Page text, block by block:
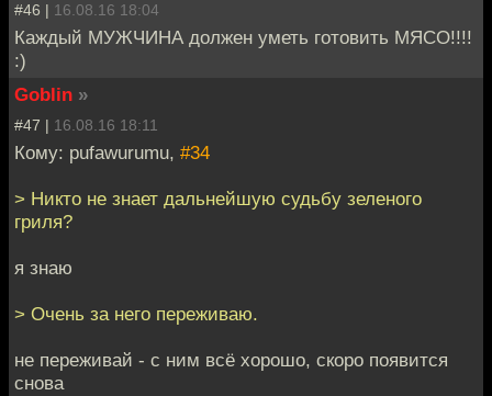
#46 | 16.08.16 18:04
Каждый МУЖЧИНА должен уметь готовить МЯСО!!!!
:)
Goblin »
#47 | 16.08.16 18:11
Кому: pufawurumu, #34
> Никто не знает дальнейшую судьбу зеленого
гриля?
я знаю
> Очень за него переживаю.
не переживай - с ним всё хорошо, скоро появится
снова